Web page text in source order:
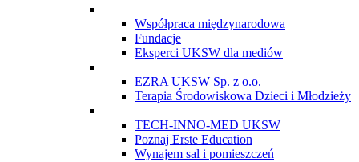
Współpraca międzynarodowa
Fundacje
Eksperci UKSW dla mediów
EZRA UKSW Sp. z o.o.
Terapia Środowiskowa Dzieci i Młodzieży
TECH-INNO-MED UKSW
Poznaj Erste Education
Wynajem sal i pomieszczeń